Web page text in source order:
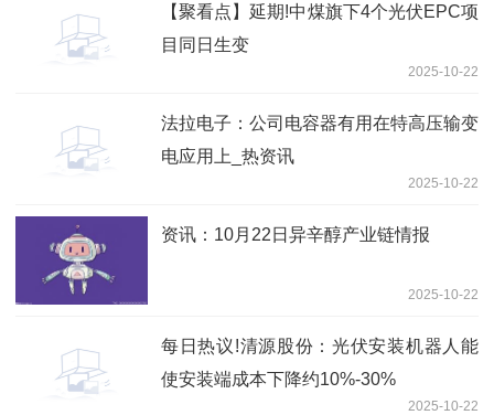
【聚看点】延期!中煤旗下4个光伏EPC项
目同日生变
2025-10-22
法拉电子：公司电容器有用在特高压输变
电应用上_热资讯
2025-10-22
资讯：10月22日异辛醇产业链情报
2025-10-22
每日热议!清源股份：光伏安装机器人能
使安装端成本下降约10%-30%
2025-10-22